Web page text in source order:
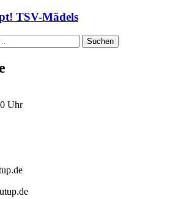
TSV-Mädels
Uhr